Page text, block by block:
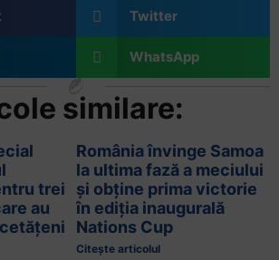
Twitter
WhatsApp
similare:
trei
au
România învinge Samoa
la ultima fază a meciului
și obține prima victorie
în ediția inaugurală
Nations Cup
Citește articolul